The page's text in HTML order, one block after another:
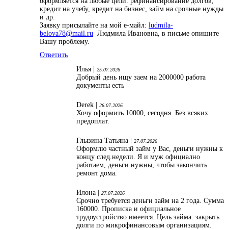
кредит на учебу, кредит на бизнес, займ на срочные нужды
и др.
Заявку присылайте на мой е-майл: ludmila-
belova78@mail.ru Людмила Ивановна, в письме опишите
Вашу проблему.
Ответить
Илья |
25.07.2026
Добрый день ищу заем на 2000000 работа
документы есть
Derek | 26.07.2026
Хочу оформить 10000, сегодня. Без всяких
предоплат.
Глызина Татьяна | 27.07.2026
Оформлю частный займ у Вас, деньги нужны к
концу след.недели. Я и муж официално
работаем, деньги нужны, чтобы закончить
ремонт дома.
Илона | 27.07.2026
Срочно требуется деньги займ на 2 года. Сумма
160000. Прописка и официальное
трудоустройство имеется. Цель займа: закрыть
долги по микрофинансовым организациям.